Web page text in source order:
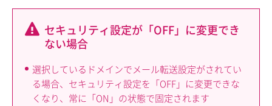
セキュリティ設定が「OFF」に変更でき
ない場合
選択しているドメインでメール転送設定がされてい
る場合、セキュリティ設定を「OFF」に変更できな
くなり、常に「ON」の状態で固定されます